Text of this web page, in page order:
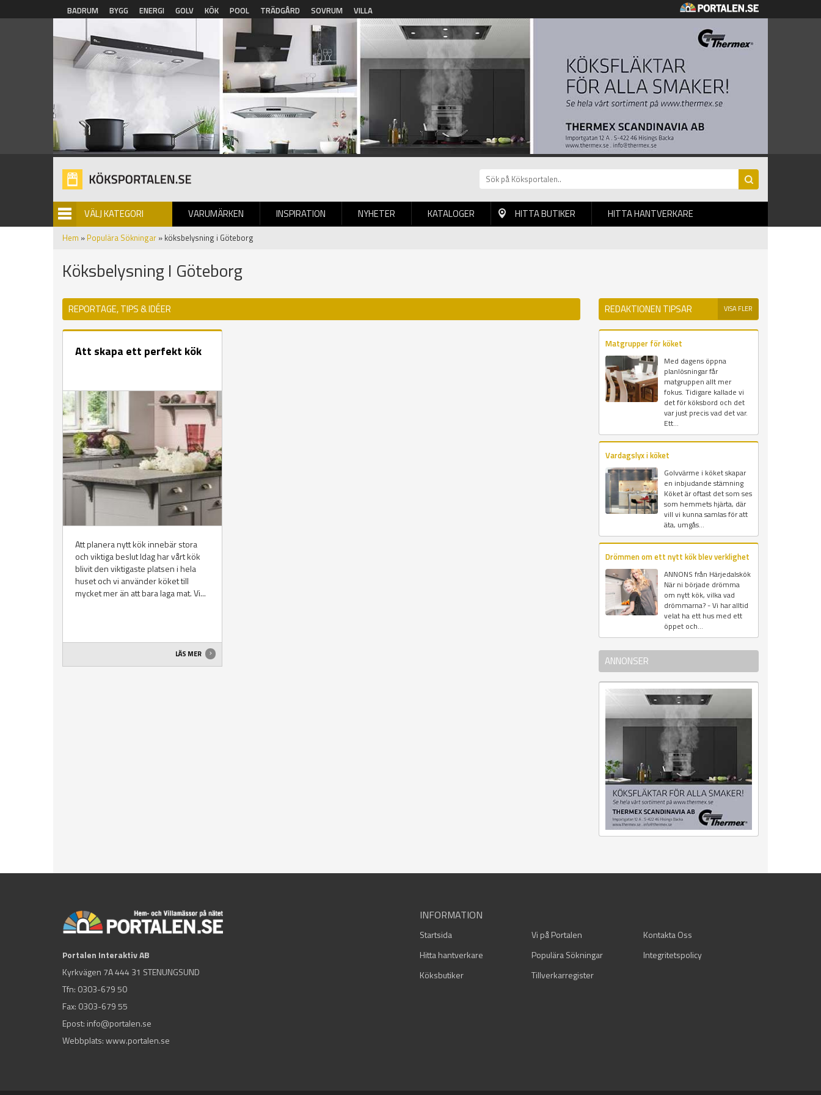
Hoppa till huvudinnehåll
BADRUM BYGG ENERGI GOLV KÖK POOL TRÄDGÅRD SOVRUM VILLA
VÄLJ KATEGORI VARUMÄRKEN INSPIRATION NYHETER
BILDGALLERI KATALOGER HITTA BUTIKER HITTA HANTVERKARE
Hem » Populära Sökningar » köksbelysning i Göteborg
Köksbelysning I Göteborg
REPORTAGE, TIPS & IDÉER
Att skapa ett perfekt kök
Att planera nytt kök innebär stora
och viktiga beslut Idag har vårt kök
blivit den viktigaste platsen i hela
huset och vi använder köket till
mycket mer än att bara laga mat. Vi...
LÄS MER
REDAKTIONEN TIPSAR VISA FLER
Matgrupper för köket
Med dagens öppna
planlösningar får
matgruppen allt mer
fokus. Tidigare kallade vi
det för köksbord och det
var just precis vad det var.
Ett...
Vardagslyx i köket
Golvvärme i köket skapar
en inbjudande stämning
Köket är oftast det som ses
som hemmets hjärta, där
vill vi kunna samlas för att
äta, umgås...
Drömmen om ett nytt kök blev verklighet
ANNONS från Härjedalskök
När ni började drömma
om nytt kök, vilka vad
drömmarna? - Vi har alltid
velat ha ett hus med ett
öppet och...
ANNONSER
Portalen Interaktiv AB
Kyrkvägen 7A 444 31 STENUNGSUND
Tfn: 0303-679 50
Fax: 0303-679 55
Epost: info@portalen.se
Webbplats: www.portalen.se
INFORMATION
Startsida Vi på Portalen
Kontakta Oss
Hitta hantverkare
Populära Sökningar
Integritetspolicy
Köksbutiker
Tillverkarregister